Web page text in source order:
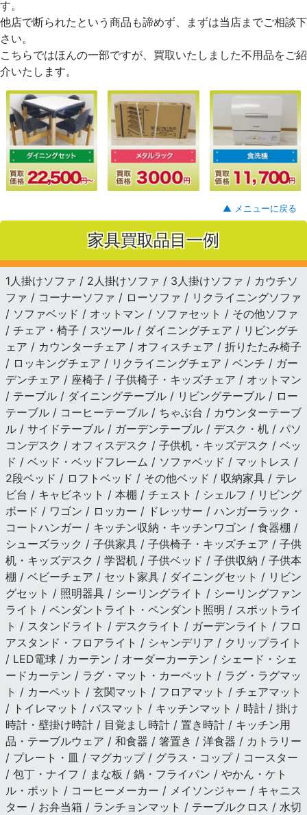
す。
他店で断られたという商品も諦めず、まずは当店までご相談下
さい。
こちらではほんの一部ですが、買取いたしました不用品をご紹
介いたします。
▲ メニューに戻る
家具買取品目一例
1人掛けソファ / 2人掛けソファ / 3人掛けソファ / カウチソ
ファ / コーナーソファ / ローソファ / リクライニングソファ
/ ソファベッド / オットマン / ソファセット / その他ソファ
/ チェア・椅子 / スツール / ダイニングチェア / リビングチ
ェア / カウンターチェア / オフィスチェア / 折りたたみ椅子
/ ロッキングチェア / リクライニングチェア / ベンチ / ガー
デンチェア / 座椅子 / 子供椅子・キッズチェア / オットマン
/ テーブル / ダイニングテーブル / リビングテーブル / ロー
テーブル / コーヒーテーブル / ちゃぶ台 / カウンターテーブ
ル / サイドテーブル / ガーデンテーブル / デスク・机 / パソ
コンデスク / オフィスデスク / 子供机・キッズデスク / ベッ
ド / ベッド・ベッドフレーム / ソファベッド / マットレス /
2段ベッド / ロフトベッド / その他ベッド / 収納家具 / テレ
ビ台 / キャビネット / 本棚 / チェスト / シェルフ / リビング
ボード / ワゴン / ロッカー / ドレッサー / ハンガーラック・
コートハンガー / キッチン収納・キッチンワゴン / 食器棚 /
シューズラック / 子供家具 / 子供椅子・キッズチェア / 子供
机・キッズデスク / 学習机 / 子供ベッド / 子供収納 / 子供本
棚 / ベビーチェア / セット家具 / ダイニングセット / リビン
グセット / 照明器具 / シーリングライト / シーリングファン
ライト / ペンダントライト・ペンダント照明 / スポットライ
ト / スタンドライト / デスクライト / ガーデンライト / フロ
アスタンド・フロアライト / シャンデリア / クリップライト
/ LED電球 / カーテン / オーダーカーテン / シェード・シェ
ードカーテン / ラグ・マット・カーペット / ラグ・ラグマッ
ト / カーペット / 玄関マット / フロアマット / チェアマット
/ トイレマット / バスマット / キッチンマット / 時計 / 掛け
時計・壁掛け時計 / 目覚まし時計 / 置き時計 / キッチン用
品・テーブルウェア / 和食器 / 箸置き / 洋食器 / カトラリー
/ プレート・皿 / マグカップ / グラス・コップ / コースター
/ 包丁・ナイフ / まな板 / 鍋・フライパン / やかん・ケト
ル・ポット / コーヒーメーカー / メイソンジャー / キャニス
ター / お弁当箱 / ランチョンマット / テーブルクロス / 水切